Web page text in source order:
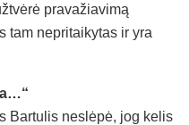
pravažiavimą
tam nepritaikytas ir yra
Bartulis neslėpė, jog kelis